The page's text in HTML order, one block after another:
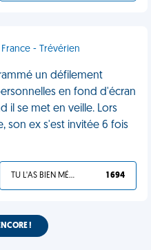
- Trévérien
un défilement
en fond d'écran
il se met en veille. Lors
son ex s'est invitée 6 fois
TU L'AS BIEN MÉRITÉ 1 694
!